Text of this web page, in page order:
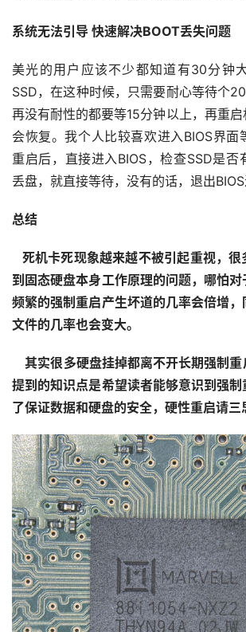
题
短
视
频
发
布
于
盘
首
系统无法引导 快速解决BOOT丢失问题
美光的用户应该不少都知道有30分钟
SSD，在这种时候，只需要耐心等待个
再没有耐性的都要等15分钟以上，再重
会恢复。我个人比较喜欢进入BIOS界面
重启后，直接进入BIOS，检查SSD是否
丢盘，就直接等待，没有的话，退出BIOS
总结
死机卡死现象越来越不被引起重视，很
到固态硬盘本身工作原理的问题，哪怕对
频繁的强制重启产生坏道的几率会倍增
文件的几率也会变大。
其实很多硬盘挂掉都离不开长期强制重
提到的知识点是希望读者能够意识到强
了保证数据和硬盘的安全，硬性重启请三